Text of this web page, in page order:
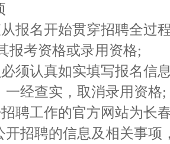
报名开始贯穿招聘全过
报考资格或录用资格;
须认真如实填写报名信
一经查实，取消录用资格;
聘工作的官方网站为长
开招聘的信息及相关事